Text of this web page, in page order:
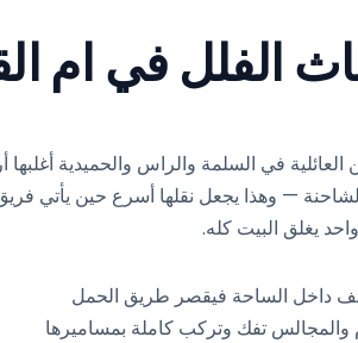
الفلل في ام
العائلية في السلمة والراس والحميدية
— وهذا يجعل نقلها أسرع حين يأتي
يغلق البيت كله.
داخل الساحة فيقصر طريق الحمل
تفك وتركب كاملة بمساميرها